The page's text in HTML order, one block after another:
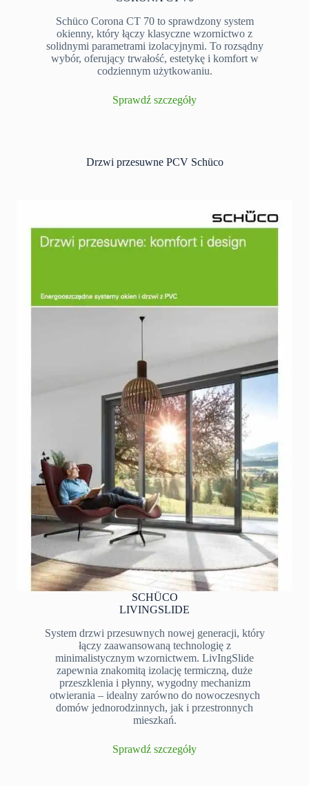
Schüco Corona CT 70 to sprawdzony system
okienny, który łączy klasyczne wzornictwo z
solidnymi parametrami izolacyjnymi. To rozsądny
wybór, oferujący trwałość, estetykę i komfort w
codziennym użytkowaniu.
Sprawdź szczegóły
Drzwi przesuwne PCV Schüco
SCHÜCO
LIVINGSLIDE
System drzwi przesuwnych nowej generacji, który
łączy zaawansowaną technologię z
minimalistycznym wzornictwem. LivIngSlide
zapewnia znakomitą izolację termiczną, duże
przeszklenia i płynny, wygodny mechanizm
otwierania – idealny zarówno do nowoczesnych
domów jednorodzinnych, jak i przestronnych
mieszkań.
Sprawdź szczegóły